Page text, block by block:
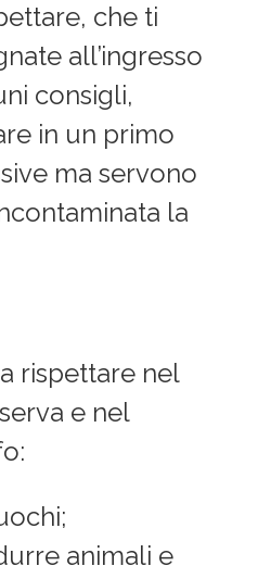
che ti
all’ingresso
consigli,
in un primo
ma servono
la
rispettare nel
e nel
animali e